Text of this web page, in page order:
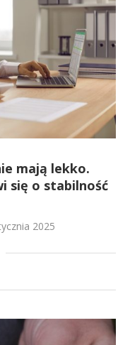
mają lekko.
się o stabilność
2025